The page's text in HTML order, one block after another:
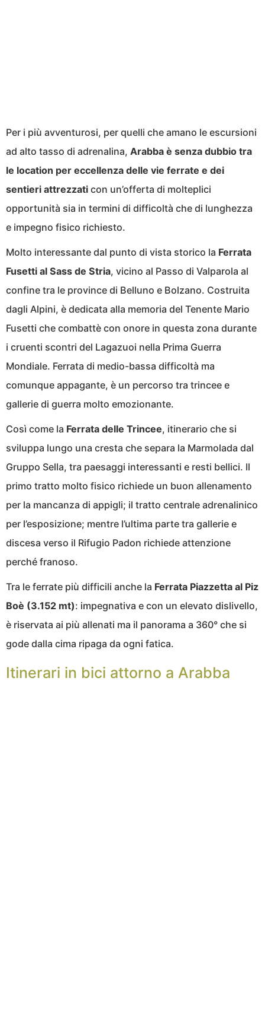
Per i più avventurosi, per quelli che amano le escursioni
ad alto tasso di adrenalina, Arabba è senza dubbio tra
le location per eccellenza delle vie ferrate e dei
sentieri attrezzati con un’offerta di molteplici
opportunità sia in termini di difficoltà che di lunghezza
e impegno fisico richiesto.
Molto interessante dal punto di vista storico la Ferrata
Fusetti al Sass de Stria, vicino al Passo di Valparola al
confine tra le province di Belluno e Bolzano. Costruita
dagli Alpini, è dedicata alla memoria del Tenente Mario
Fusetti che combattè con onore in questa zona durante
i cruenti scontri del Lagazuoi nella Prima Guerra
Mondiale. Ferrata di medio-bassa difficoltà ma
comunque appagante, è un percorso tra trincee e
gallerie di guerra molto emozionante.
Così come la Ferrata delle Trincee, itinerario che si
sviluppa lungo una cresta che separa la Marmolada dal
Gruppo Sella, tra paesaggi interessanti e resti bellici. Il
primo tratto molto fisico richiede un buon allenamento
per la mancanza di appigli; il tratto centrale adrenalinico
per l’esposizione; mentre l’ultima parte tra gallerie e
discesa verso il Rifugio Padon richiede attenzione
perché franoso.
Tra le ferrate più difficili anche la Ferrata Piazzetta al Piz
Boè (3.152 mt): impegnativa e con un elevato dislivello,
è riservata ai più allenati ma il panorama a 360° che si
gode dalla cima ripaga da ogni fatica.
Itinerari in bici attorno a Arabba